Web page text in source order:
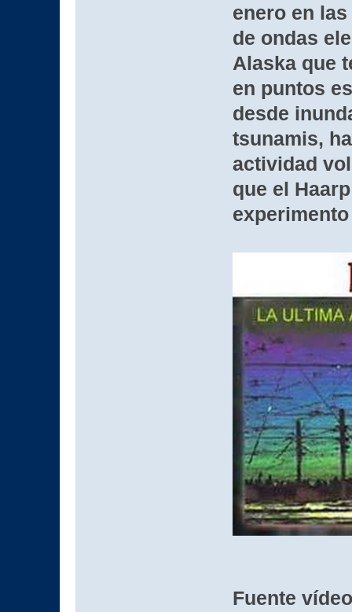
enero en
de ondas
Alaska que
en puntos
desde
tsunamis,
actividad
que el
Fuente